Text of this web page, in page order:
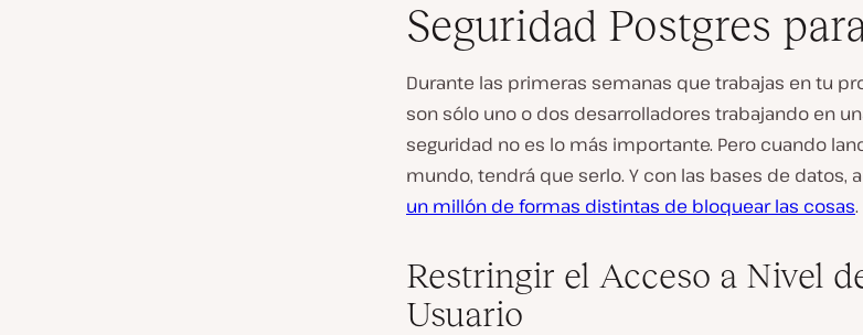
Seguridad Postgres
Durante las primeras semanas que trabajas en tu
son sólo uno o dos desarrolladores trabajando en
seguridad no es lo más importante. Pero cuando
mundo, tendrá que serlo. Y con las bases de datos,
un millón de formas distintas de bloquear las cosas.
Restringir el Acceso a Nivel
Usuario